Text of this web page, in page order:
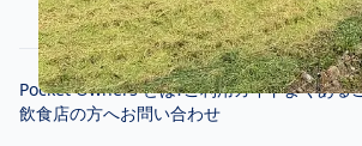
Pocket Owners とは?ご利用ガイドよくある
飲食店の方へお問い合わせ